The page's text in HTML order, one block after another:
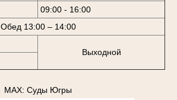
09:00 - 16:00
Обед 13:00 – 14:00
Выходной
MAX: Суды Югры